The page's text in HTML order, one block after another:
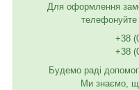
Для оформлення
+38
+38
Будемо раді
Ми знаємо,